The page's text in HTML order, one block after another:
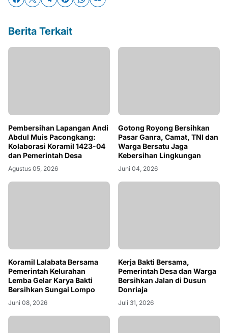
Berita Terkait
Pembersihan Lapangan Andi
Abdul Muis Pacongkang:
Kolaborasi Koramil 1423-04
dan Pemerintah Desa
Agustus 05, 2026
Gotong Royong Bersihkan
Pasar Ganra, Camat, TNI dan
Warga Bersatu Jaga
Kebersihan Lingkungan
Juni 04, 2026
Koramil Lalabata Bersama
Pemerintah Kelurahan
Lemba Gelar Karya Bakti
Bersihkan Sungai Lompo
Juni 08, 2026
Kerja Bakti Bersama,
Pemerintah Desa dan Warga
Bersihkan Jalan di Dusun
Donriaja
Juli 31, 2026